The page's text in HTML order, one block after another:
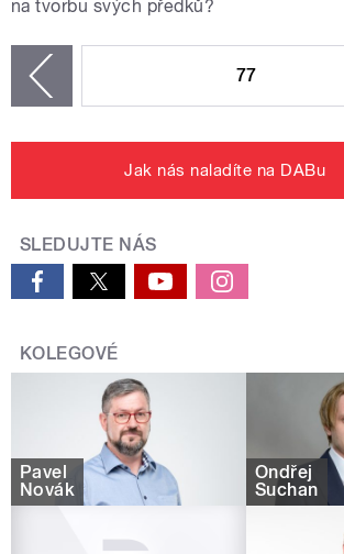
na tvorbu svých předků?
77
Jak nás naladíte na DABu
SLEDUJTE NÁS
KOLEGOVÉ
Pavel
Novák
Ondřej
Suchan